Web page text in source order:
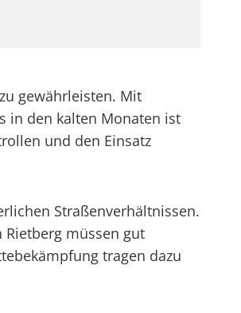
gewährleisten. Mit
in den kalten Monaten ist
und den Einsatz
Straßenverhältnissen.
müssen gut
tragen dazu